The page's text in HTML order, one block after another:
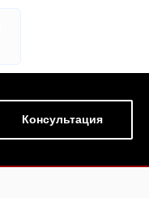
Консультация